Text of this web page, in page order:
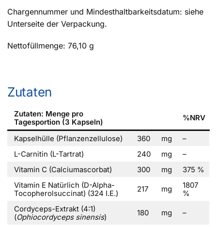
Chargennummer und Mindesthaltbarkeitsdatum: siehe
Unterseite der Verpackung.
Nettofüllmenge: 76,10 g
Zutaten
Zutaten: Menge pro
Tagesportion (3 Kapseln)
%NRV
Kapselhülle (Pflanzenzellulose) 360 mg
–
L-Carnitin (L-Tartrat)
240 mg
–
Vitamin C (Calciumascorbat)
300 mg
375 %
Vitamin E Natürlich (D-Alpha-
Tocopherolsuccinat) (324 I.E.)
217 mg
1807
%
Cordyceps-Extrakt (4:1)
(Ophiocordyceps sinensis) 180 mg –